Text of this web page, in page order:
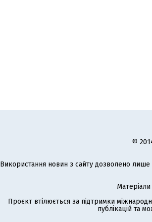
©
Використання новин з сайту дозволено
Проєкт втілюється за підтримки
публікацій та